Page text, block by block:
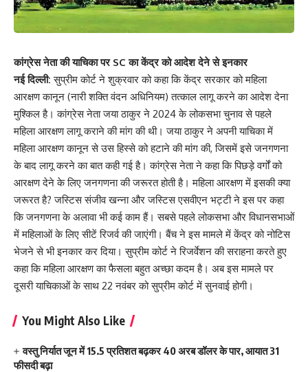
कांग्रेस नेता की याचिका पर SC का केंद्र को आदेश देने से इनकार
नई दिल्ली: सुप्रीम कोर्ट ने शुक्रवार को कहा कि केंद्र सरकार को महिला
आरक्षण कानून (नारी शक्ति वंदन अधिनियम) तत्काल लागू करने का आदेश देना
मुश्किल है। कांग्रेस नेता जया ठाकुर ने 2024 के लोकसभा चुनाव से पहले
महिला आरक्षण लागू कराने की मांग की थी। जया ठाकुर ने अपनी याचिका में
महिला आरक्षण कानून से उस हिस्से को हटाने की मांग की, जिसमें इसे जनगणना
के बाद लागू करने का बात कही गई है। कांग्रेस नेता ने कहा कि पिछड़े वर्गों को
आरक्षण देने के लिए जनगणना की जरूरत होती है। महिला आरक्षण में इसकी क्या
जरूरत है? जस्टिस संजीव खन्ना और जस्टिस एसवीएन भट्टी ने इस पर कहा
कि जनगणना के अलावा भी कई काम हैं। सबसे पहले लोकसभा और विधानसभाओं
में महिलाओं के लिए सीटें रिजर्व की जाएंगी। बैंच ने इस मामले में केंद्र को नोटिस
भेजने से भी इनकार कर दिया। सुप्रीम कोर्ट ने रिजर्वेशन की सराहना करते हुए
कहा कि महिला आरक्षण का फैसला बहुत अच्छा कदम है। अब इस मामले पर
दूसरी याचिकाओं के साथ 22 नवंबर को सुप्रीम कोर्ट में सुनवाई होगी।
You Might Also Like
वस्तु निर्यात जून में 15.5 प्रतिशत बढ़कर 40 अरब डॉलर के पार, आयात 31
फीसदी बढ़ा